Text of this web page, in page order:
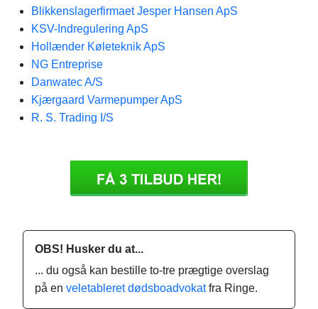
Blikkenslagerfirmaet Jesper Hansen ApS
KSV-Indregulering ApS
Hollænder Køleteknik ApS
NG Entreprise
Danwatec A/S
Kjærgaard Varmepumper ApS
R. S. Trading I/S
OBS! Husker du at...
... du også kan bestille to-tre prægtige overslag
på en veletableret dødsboadvokatfra Ringe.